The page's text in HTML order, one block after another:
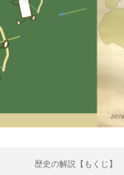
歴史の解説【もくじ】